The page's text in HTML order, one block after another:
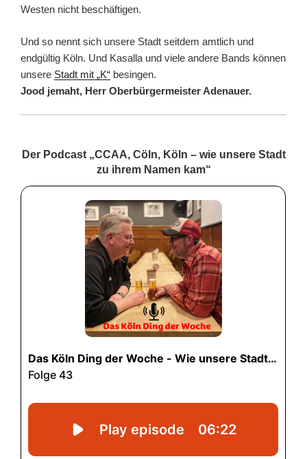
Westen nicht beschäftigen.
Und so nennt sich unsere Stadt seitdem amtlich und
endgültig Köln. Und Kasalla und viele andere Bands können
unsere Stadt mit „K“ besingen.
Jood jemaht, Herr Oberbürgermeister Adenauer.
Der Podcast „CCAA, Cöln, Köln – wie unsere Stadt
zu ihrem Namen kam“